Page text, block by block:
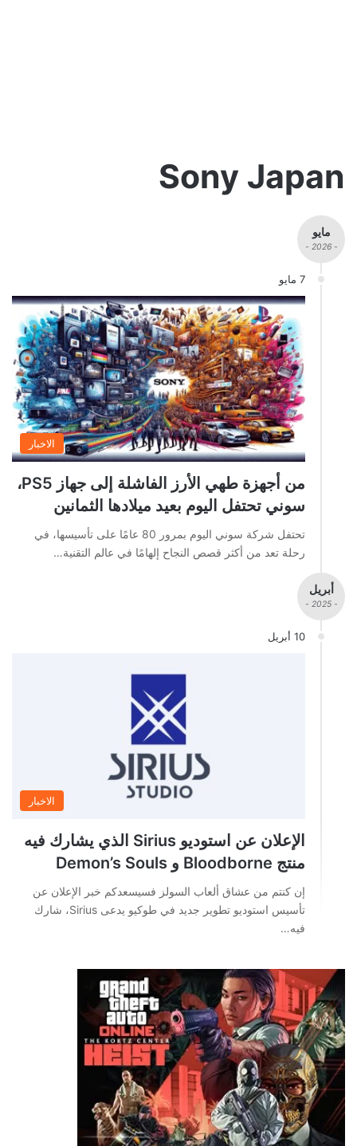
Sony Japan
مايو
- 2026 -
7 مايو
الاخبار
من أجهزة طهي الأرز الفاشلة إلى جهاز PS5،
سوني تحتفل اليوم بعيد ميلادها الثمانين
تحتفل شركة سوني اليوم بمرور 80 عامًا على تأسيسها، في
رحلة تعد من أكثر قصص النجاح إلهامًا في عالم التقنية…
أبريل
- 2025 -
10 أبريل
الاخبار
الإعلان عن استوديو Sirius الذي يشارك فيه
منتج Bloodborne و Demon’s Souls
إن كنتم من عشاق ألعاب السولز فسيسعدكم خبر الإعلان عن
تأسيس استوديو تطوير جديد في طوكيو يدعى Sirius، شارك
فيه…